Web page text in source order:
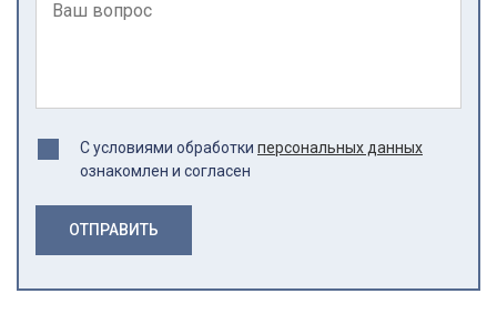
С условиями обработки персональных данных
ознакомлен и согласен
ОТПРАВИТЬ